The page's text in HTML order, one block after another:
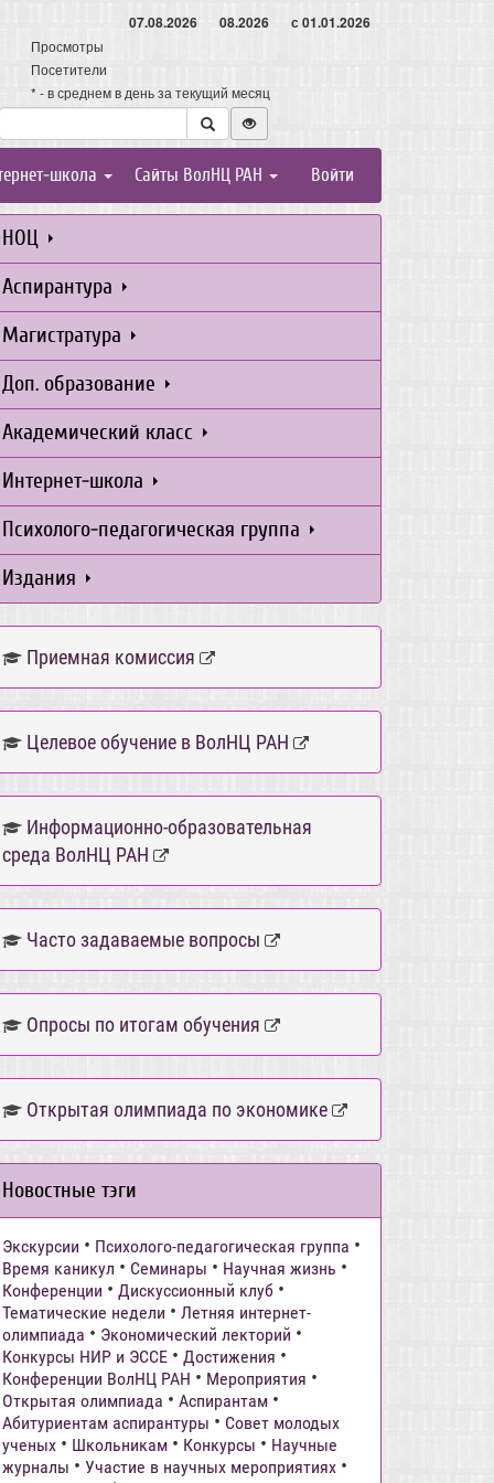
07.08.2026 08.2026 с 01.01.2026
Просмотры
Посетители
* - в среднем в день за текущий месяц
школа Сайты ВолНЦ РАН Войти
НОЦ
Аспирантура
Магистратура
Доп. образование
Академический класс
Интернет-школа
Психолого-педагогическая группа
Издания
Приемная комиссия
Целевое обучение в ВолНЦ РАН
Информационно-образовательная
среда ВолНЦ РАН
Часто задаваемые вопросы
Опросы по итогам обучения
Открытая олимпиада по экономике
Новостные тэги
Экскурсии • Психолого-педагогическая группа •
Время каникул • Семинары • Научная жизнь •
Конференции • Дискуссионный клуб •
Тематические недели • Летняя интернет-
олимпиада • Экономический лекторий •
Конкурсы НИР и ЭССЕ • Достижения •
Конференции ВолНЦ РАН • Мероприятия •
Открытая олимпиада • Аспирантам •
Абитуриентам аспирантуры • Совет молодых
ученых • Школьникам • Конкурсы • Научные
журналы • Участие в научных мероприятиях •